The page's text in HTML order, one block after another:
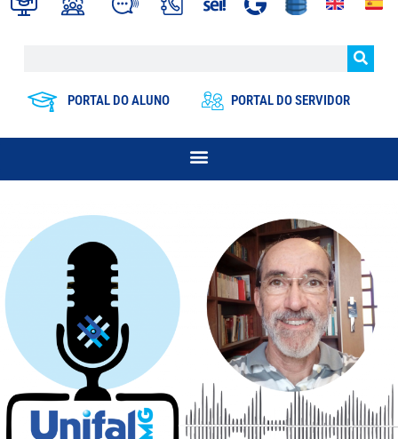
PORTAL DO ALUNO PORTAL DO SERVIDOR